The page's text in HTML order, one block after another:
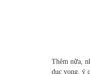
Thêm nữa,
dục vọng, ý